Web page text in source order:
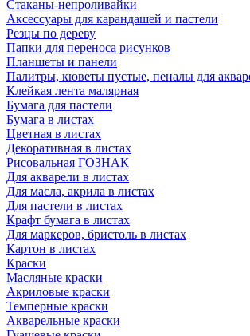
Стаканы-непроливайки
Аксессуары для карандашей и пастели
Резцы по дереву
Папки для переноса рисунков
Планшеты и панели
Палитры, кюветы пустые, пеналы для
Клейкая лента малярная
Бумага для пастели
Бумага в листах
Цветная в листах
Декоративная в листах
Рисовальная ГОЗНАК
Для акварели в листах
Для масла, акрила в листах
Для пастели в листах
Крафт бумага в листах
Для маркеров, бристоль в листах
Картон в листах
Краски
Масляные краски
Акриловые краски
Темперные краски
Акварельные краски